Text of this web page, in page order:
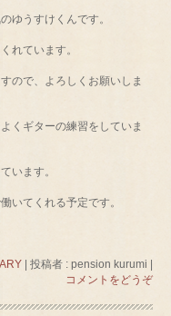
ゆうすけくんです。
れています。
ので、よろしくお願いしま
くギターの練習をしていま
います。
いてくれる予定です。
投稿者 : pension kurumi
コメントをどうぞ